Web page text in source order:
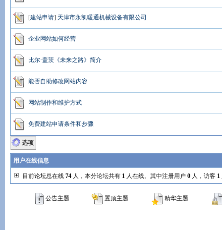
[建站申请] 天津市永凯暖通机械设备有限公司
企业网站如何经营
比尔·盖茨《未来之路》简介
能否自助修改网站内容
网站制作和维护方式
免费建站申请条件和步骤
选项
用户在线信息
目前论坛总在线 74 人，本分论坛共有 1 人在线。其中注册用户 0 人，访客 1
公告主题 置顶主题 精华主题